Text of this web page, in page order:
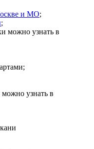
и МО;
;
можно узнать в
узнать в